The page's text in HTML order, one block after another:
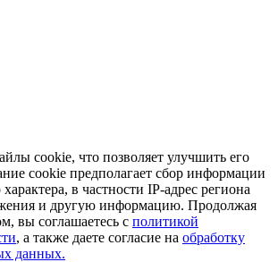
cookie, что позволяет улучшить его
cookie предполагает сбор информации
в частности IP-адрес региона
и другую информацию. Продолжая
вы соглашаетесь с политикой
, а также даете согласие на обработку
данных.